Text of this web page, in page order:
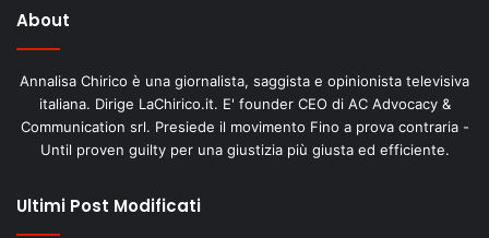
About
Annalisa Chirico è una giornalista, saggista e opinionista televisiva
italiana. Dirige LaChirico.it. E' founder CEO di AC Advocacy &
Communication srl. Presiede il movimento Fino a prova contraria -
Until proven guilty per una giustizia più giusta ed efficiente.
Ultimi Post Modificati